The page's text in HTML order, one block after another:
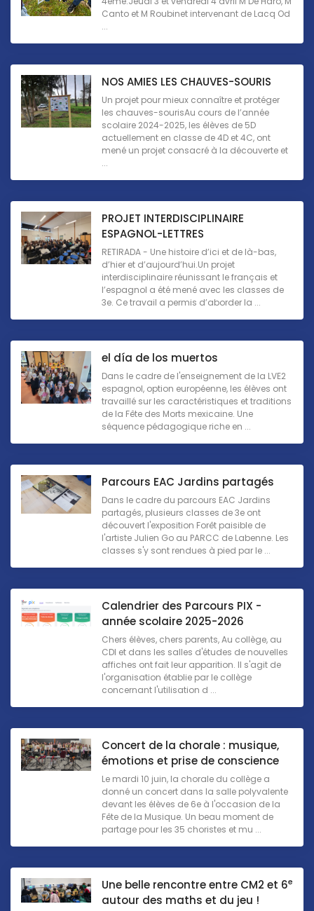
Canto et M Roubinet intervenant de Lacq Od
...
NOS AMIES LES CHAUVES-SOURIS
Un projet pour mieux connaître et protéger
les chauves-sourisAu cours de l’année
scolaire 2024-2025, les élèves de 5D
actuellement en classe de 4D et 4C, ont
mené un projet consacré à la découverte et
...
PROJET INTERDISCIPLINAIRE
ESPAGNOL-LETTRES
RETIRADA - Une histoire d’ici et de là-bas,
d’hier et d’aujourd’hui.Un projet
interdisciplinaire réunissant le français et
l’espagnol a été mené avec les classes de
3e. Ce travail a permis d’aborder la ...
el día de los muertos
Dans le cadre de l'enseignement de la LVE2
espagnol, option européenne, les élèves ont
travaillé sur les caractéristiques et traditions
de la Fête des Morts mexicaine. Une
séquence pédagogique riche en ...
Parcours EAC Jardins partagés
Dans le cadre du parcours EAC Jardins
partagés, plusieurs classes de 3e ont
découvert l'exposition Forêt paisible de
l'artiste Julien Go au PARCC de Labenne. Les
classes s'y sont rendues à pied par le ...
Calendrier des Parcours PIX -
année scolaire 2025-2026
Chers élèves, chers parents, Au collège, au
CDI et dans les salles d'études de nouvelles
affiches ont fait leur apparition. Il s'agit de
l'organisation établie par le collège
concernant l'utilisation d ...
Concert de la chorale : musique,
émotions et prise de conscience
Le mardi 10 juin, la chorale du collège a
donné un concert dans la salle polyvalente
devant les élèves de 6e à l'occasion de la
Fête de la Musique. Un beau moment de
partage pour les 35 choristes et mu ...
Une belle rencontre entre CM2 et 6e
autour des maths et du jeu !